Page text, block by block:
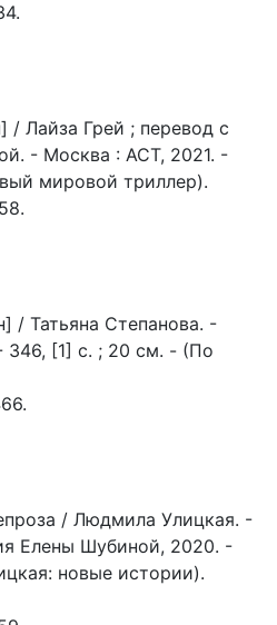
Грей ; перевод с
- Москва : АСТ, 2021. -
мировой триллер).
Татьяна Степанова. -
346, [1] с. ; 20 см. - (По
/ Людмила Улицкая. -
Елены Шубиной, 2020. -
новые истории).